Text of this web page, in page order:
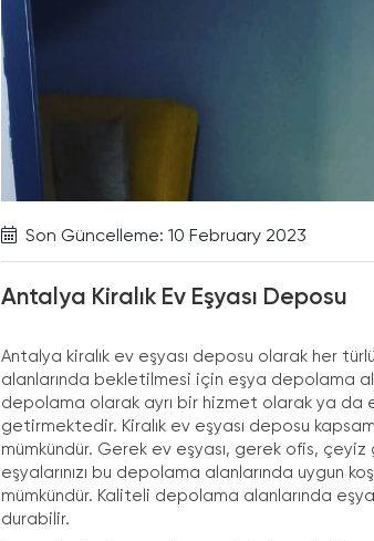
Son Güncelleme: 10 February 2023
Antalya Kiralık Ev Eşyası Deposu
Antalya kiralık ev eşyası deposu olarak her
alanlarında bekletilmesi için eşya depolama
depolama olarak ayrı bir hizmet olarak ya da
getirmektedir. Kiralık ev eşyası deposu
mümkündür. Gerek ev eşyası, gerek ofis,
eşyalarınızı bu depolama alanlarında uygun
mümkündür. Kaliteli depolama alanlarında
durabilir.